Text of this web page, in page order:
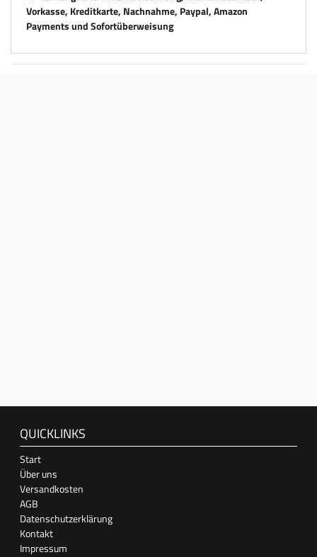
Vorkasse, Kreditkarte, Nachnahme, Paypal, Amazon
Payments und Sofortüberweisung
QUICKLINKS
Start
Über uns
Versandkosten
AGB
Datenschutzerklärung
Kontakt
Impressum